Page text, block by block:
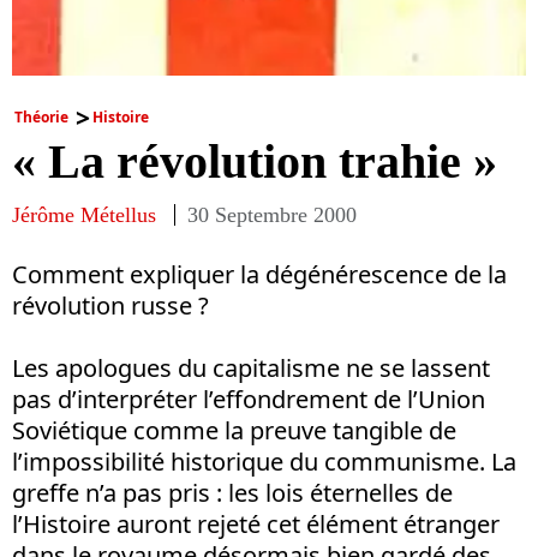
Théorie Histoire
« La révolution trahie »
Jérôme Métellus 30 Septembre 2000
Comment expliquer la dégénérescence de la
révolution russe ?
Les apologues du capitalisme ne se lassent
pas d’interpréter l’effondrement de l’Union
Soviétique comme la preuve tangible de
l’impossibilité historique du communisme. La
greffe n’a pas pris : les lois éternelles de
l’Histoire auront rejeté cet élément étranger